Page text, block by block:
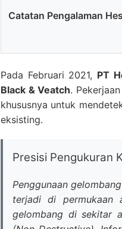
Catatan Pengalaman
Pada Februari 2021, PT
Black & Veatch.
khususnya untuk
eksisting.
Presisi Pengukuran
Penggunaan
terjadi di permukaan
gelombang di sekitar